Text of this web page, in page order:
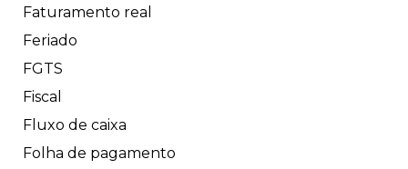
Faturamento real
Feriado
FGTS
Fiscal
Fluxo de caixa
Folha de pagamento